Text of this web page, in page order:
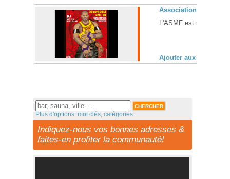
Association Sportive
L'ASMF est une
Ajouter aux favoris
Plus d'options: mot clés, catégories
Indiquez-nous vos bonnes adresses &
faites-en profiter la communauté!